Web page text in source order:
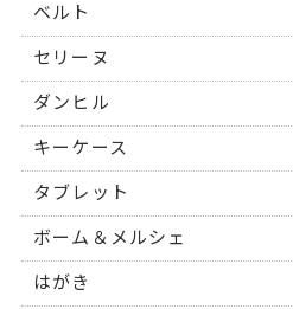
ベルト
セリーヌ
ダンヒル
キーケース
タブレット
ボーム＆メルシェ
はがき